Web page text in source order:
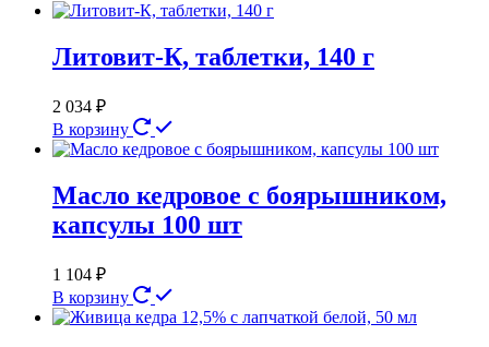
Литовит-К, таблетки, 140 г
2 034 ₽
В корзину
Масло кедровое с боярышником,
капсулы 100 шт
1 104 ₽
В корзину